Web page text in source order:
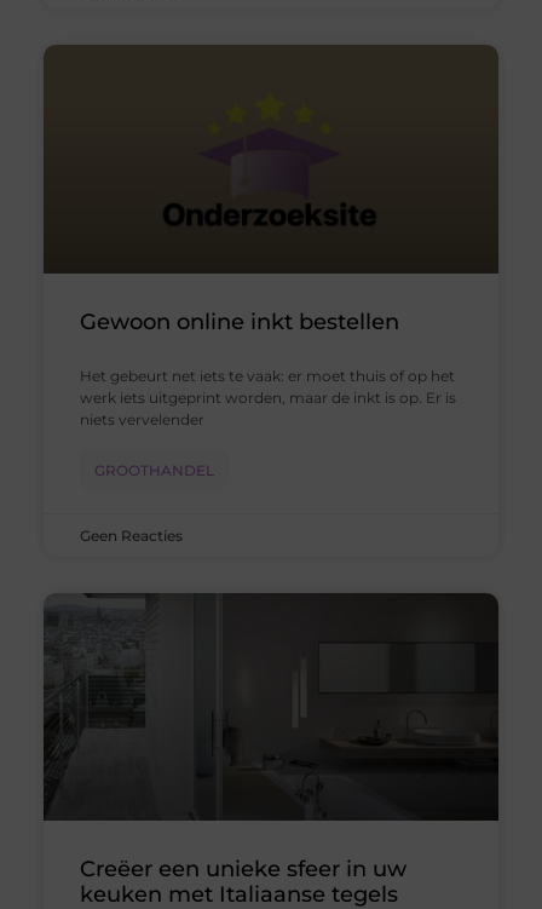
Gewoon online inkt bestellen
Het gebeurt net iets te vaak: er moet thuis of op het
werk iets uitgeprint worden, maar de inkt is op. Er is
niets vervelender
GROOTHANDEL
Geen Reacties
Creëer een unieke sfeer in uw
keuken met Italiaanse tegels